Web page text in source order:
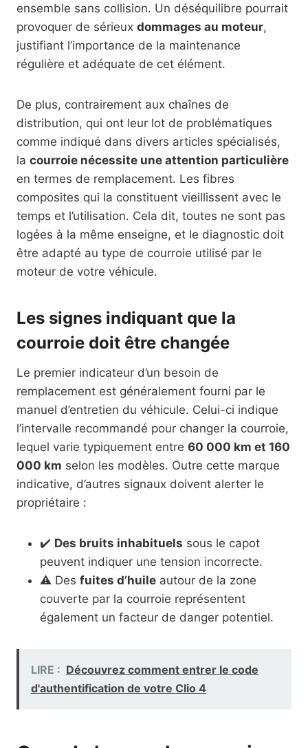
ensemble sans collision. Un déséquilibre pourrait
provoquer de sérieux dommages au moteur,
justifiant l’importance de la maintenance
régulière et adéquate de cet élément.
De plus, contrairement aux chaînes de
distribution, qui ont leur lot de problématiques
comme indiqué dans divers articles spécialisés,
la courroie nécessite une attention particulière
en termes de remplacement. Les fibres
composites qui la constituent vieillissent avec le
temps et l’utilisation. Cela dit, toutes ne sont pas
logées à la même enseigne, et le diagnostic doit
être adapté au type de courroie utilisé par le
moteur de votre véhicule.
Les signes indiquant que la
courroie doit être changée
Le premier indicateur d’un besoin de
remplacement est généralement fourni par le
manuel d’entretien du véhicule. Celui-ci indique
l’intervalle recommandé pour changer la courroie,
lequel varie typiquement entre 60 000 km et 160
000 km selon les modèles. Outre cette marque
indicative, d’autres signaux doivent alerter le
propriétaire :
✔️ Des bruits inhabituels sous le capot
peuvent indiquer une tension incorrecte.
⚠️ Des fuites d’huile autour de la zone
couverte par la courroie représentent
également un facteur de danger potentiel.
LIRE : Découvrez comment entrer le code
d'authentification de votre Clio 4